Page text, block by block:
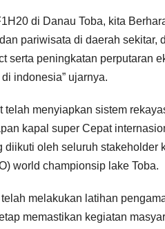
di Danau Toba, kita
pariwisata di daerah sekitar,
serta peningkatan perputaran
indonesia” ujarnya.
telah menyiapkan sistem
kapal super Cepat
diikuti oleh seluruh
world championsip lake Toba.
melakukan latihan
memastikan kegiatan